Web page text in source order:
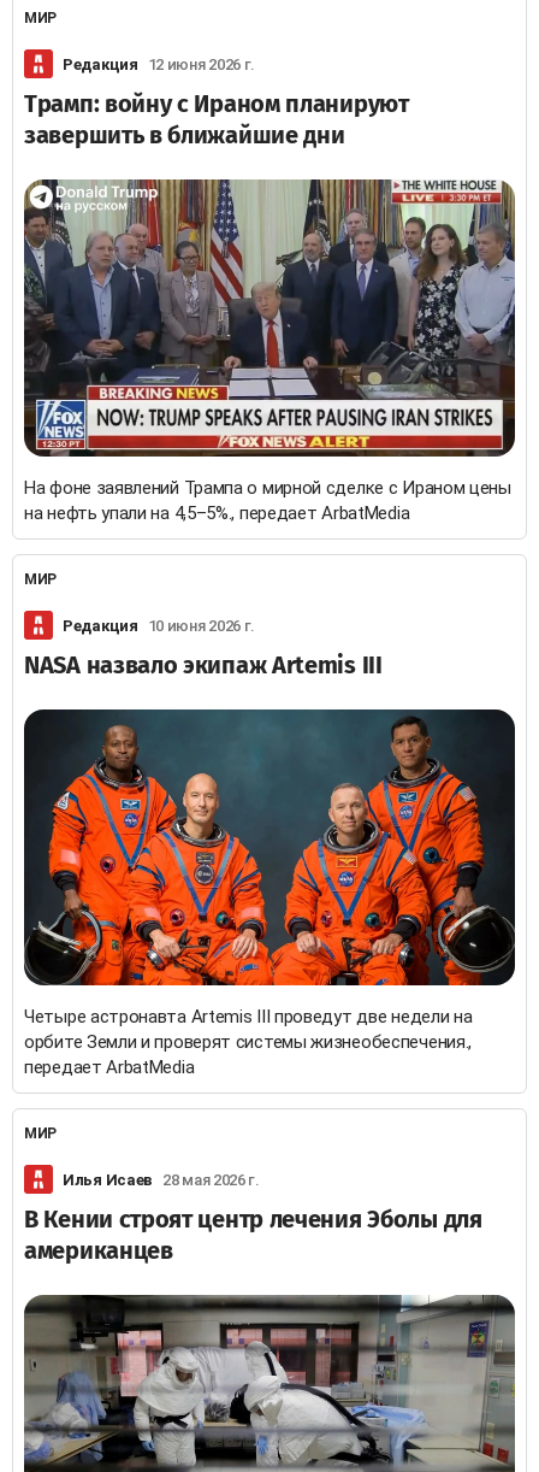
МИР
Редакция 12 июня 2026 г.
Трамп: войну с Ираном планируют
завершить в ближайшие дни
На фоне заявлений Трампа о мирной сделке с Ираном цены
на нефть упали на 4,5–5%., передает ArbatMedia
МИР
Редакция 10 июня 2026 г.
NASA назвало экипаж Artemis III
Четыре астронавта Artemis III проведут две недели на
орбите Земли и проверят системы жизнеобеспечения.,
передает ArbatMedia
МИР
Илья Исаев 28 мая 2026 г.
В Кении строят центр лечения Эболы для
американцев